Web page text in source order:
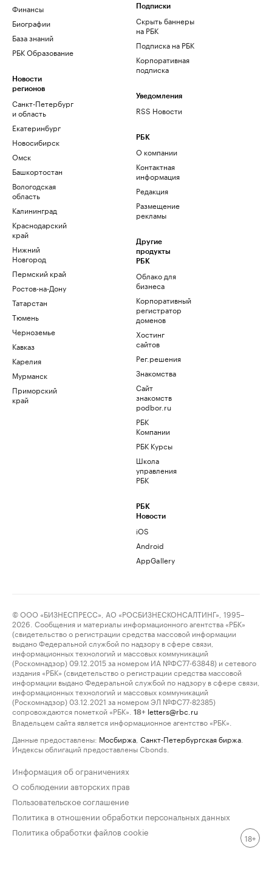
Финансы
Биографии
База знаний
РБК Образование
Новости
регионов
Санкт-Петербург
и область
Екатеринбург
Новосибирск
Омск
Башкортостан
Вологодская
область
Калининград
Краснодарский
край
Нижний
Новгород
Пермский край
Ростов-на-Дону
Татарстан
Тюмень
Черноземье
Кавказ
Карелия
Мурманск
Приморский
край
Подписки
Скрыть баннеры
на РБК
Подписка на РБК
Корпоративная
подписка
Уведомления
RSS Новости
РБК
О компании
Контактная
информация
Редакция
Размещение
рекламы
Другие
продукты
РБК
Облако для
бизнеса
Корпоративный
регистратор
доменов
Хостинг
сайтов
Рег.решения
Знакомства
Сайт
знакомств
podbor.ru
РБК
Компании
РБК Курсы
Школа
управления
РБК
РБК
Новости
iOS
Android
AppGallery
© ООО «БИЗНЕСПРЕСС», АО «РОСБИЗНЕСКОНСАЛТИНГ», 1995–
2026. Сообщения и материалы информационного агентства «РБК»
(свидетельство о регистрации средства массовой информации
выдано Федеральной службой по надзору в сфере связи,
информационных технологий и массовых коммуникаций
(Роскомнадзор) 09.12.2015 за номером ИА №ФС77-63848) и сетевого
издания «РБК» (свидетельство о регистрации средства массовой
информации выдано Федеральной службой по надзору в сфере связи,
информационных технологий и массовых коммуникаций
(Роскомнадзор) 03.12.2021 за номером ЭЛ №ФС77-82385)
сопровождаются пометкой «РБК».
18+ letters@rbc.ru
Владельцем сайта является информационное агентство «РБК».
Данные предоставлены: Мосбиржа Санкт-Петербургская биржа
Индексы облигаций предоставлены Cbonds.
Информация об ограничениях
О соблюдении авторских прав
Пользовательское соглашение
Политика в отношении обработки персональных данных
Политика обработки файлов cookie
18+